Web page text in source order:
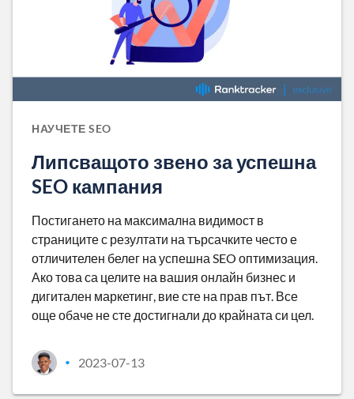
НАУЧЕТЕ SEO
Липсващото звено за успешна
SEO кампания
Постигането на максимална видимост в
страниците с резултати на търсачките често е
отличителен белег на успешна SEO оптимизация.
Ако това са целите на вашия онлайн бизнес и
дигитален маркетинг, вие сте на прав път. Все
още обаче не сте достигнали до крайната си цел.
• 2023-07-13